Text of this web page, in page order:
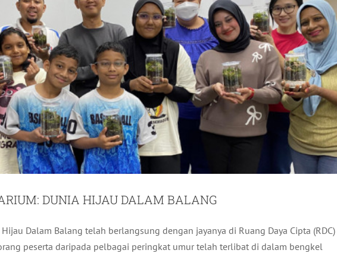
DUNIA HIJAU DALAM BALANG
Dalam Balang telah berlangsung dengan jayanya di Ruang Daya Cipta (RDC)
peserta daripada pelbagai peringkat umur telah terlibat di dalam bengkel
ANGKAT MADANI PULAU TUBA BERSAMA POLITY